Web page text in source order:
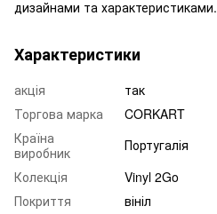
дизайнами та характеристиками.
Характеристики
акція
так
Торгова марка
CORKART
Країна
виробник
Португалія
Колекція
Vinyl 2Go
Покриття
вініл